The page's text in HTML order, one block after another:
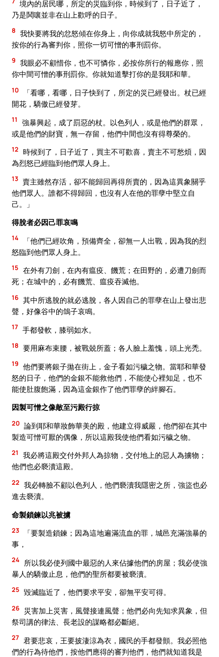
境內的居民哪，所定的災臨到你，時候到了，日子近了，
乃是鬨嚷並非在山上歡呼的日子。
8 我快要將我的忿怒傾在你身上，向你成就我怒中所定的，
按你的行為審判你，照你一切可憎的事刑罰你。
9 我眼必不顧惜你，也不可憐你，必按你所行的報應你，照
你中間可憎的事刑罰你。你就知道擊打你的是我耶和華。
10
「看哪，看哪，日子快到了，所定的災已經發出。杖已經
開花，驕傲已經發芽。
11
強暴興起，成了罰惡的杖。以色列人，或是他們的群眾，
或是他們的財寶，無一存留，他們中間也沒有得尊榮的。
12 時候到了，日子近了，買主不可歡喜，賣主不可愁煩，因
為烈怒已經臨到他們眾人身上。
13 賣主雖然存活，卻不能歸回再得所賣的，因為這異象關乎
他們眾人。誰都不得歸回，也沒有人在他的罪孽中堅立自
己。」
得脫者必因己罪哀鳴
14
「他們已經吹角，預備齊全，卻無一人出戰，因為我的烈
怒臨到他們眾人身上。
15 在外有刀劍，在內有瘟疫、饑荒；在田野的，必遭刀劍而
死；在城中的，必有饑荒、瘟疫吞滅他。
16 其中所逃脫的就必逃脫，各人因自己的罪孽在山上發出悲
聲，好像谷中的鴿子哀鳴。
17 手都發軟，膝弱如水。
18 要用麻布束腰，被戰兢所蓋；各人臉上羞愧，頭上光禿。
19 他們要將銀子拋在街上，金子看如污穢之物。當耶和華發
怒的日子，他們的金銀不能救他們，不能使心裡知足，也不
能使肚腹飽滿，因為這金銀作了他們罪孽的絆腳石。
因製可憎之像敵至污殿行掠
20 論到耶和華妝飾華美的殿，他建立得威嚴，他們卻在其中
製造可憎可厭的偶像，所以這殿我使他們看如污穢之物。
21
我必將這殿交付外邦人為掠物，交付地上的惡人為擄物；
他們也必褻瀆這殿。
22 我必轉臉不顧以色列人，他們褻瀆我隱密之所，強盜也必
進去褻瀆。
命製鎖鍊以兆被擄
23
「要製造鎖鍊；因為這地遍滿流血的罪，城邑充滿強暴的
事，
24
所以我必使列國中最惡的人來佔據他們的房屋；我必使強
暴人的驕傲止息，他們的聖所都要被褻瀆。
25 毀滅臨近了，他們要求平安，卻無平安可得。
26 災害加上災害，風聲接連風聲；他們必向先知求異象，但
祭司講的律法、長老設的謀略都必斷絕。
27 君要悲哀，王要披淒涼為衣，國民的手都發顫。我必照他
們的行為待他們，按他們應得的審判他們，他們就知道我是